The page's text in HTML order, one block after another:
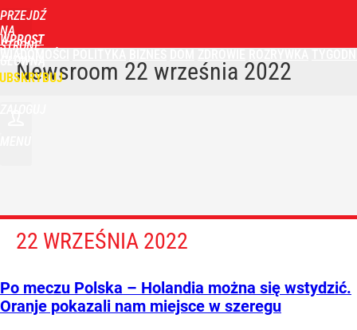
PRZEJDŹ
NA
STRONĘ
GŁÓWNĄ
WPROST
Newsroom 22 września 2022
22 WRZEŚNIA 2022
Po meczu Polska – Holandia można się wstydzić.
Oranje pokazali nam miejsce w szeregu